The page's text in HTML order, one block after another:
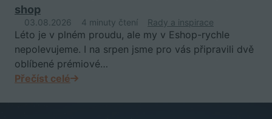
shop
03.08.2026 4 minuty čtení Rady a inspirace
Léto je v plném proudu, ale my v Eshop-rychle
nepolevujeme. I na srpen jsme pro vás připravili dvě
oblíbené prémiové…
Přečíst celé